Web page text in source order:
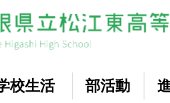
校生活 部活動